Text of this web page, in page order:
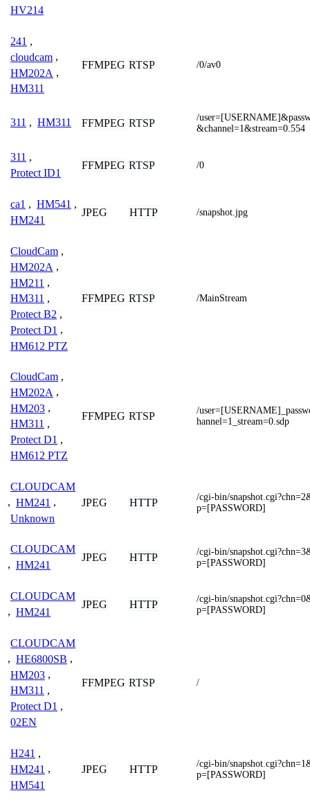
HV214
241 ,
cloudcam ,
HM202A ,
HM311
FFMPEG RTSP /0/av0
311 , HM311 FFMPEG RTSP
/
&channel=1&stream=0.554
311 ,
Protect ID1
FFMPEG RTSP /0
ca1 , HM541 ,
HM241
JPEG HTTP /snapshot.jpg
CloudCam ,
HM202A ,
HM211 ,
HM311 ,
Protect B2 ,
Protect D1 ,
HM612 PTZ
FFMPEG RTSP /MainStream
CloudCam ,
HM202A ,
HM203 ,
HM311 ,
Protect D1 ,
HM612 PTZ
FFMPEG RTSP
/
hannel=1_stream=0.sdp
CLOUDCAM
, HM241 ,
Unknown
JPEG HTTP
/cgi-bin/
p=[PASSWORD]
CLOUDCAM
, HM241
JPEG HTTP
/cgi-bin/
p=[PASSWORD]
CLOUDCAM
, HM241
JPEG HTTP
/cgi-bin/
p=[PASSWORD]
CLOUDCAM
, HE6800SB ,
HM203 ,
HM311 ,
Protect D1 ,
02EN
FFMPEG RTSP /
H241 ,
HM241 ,
HM541
JPEG HTTP
/cgi-bin/
p=[PASSWORD]